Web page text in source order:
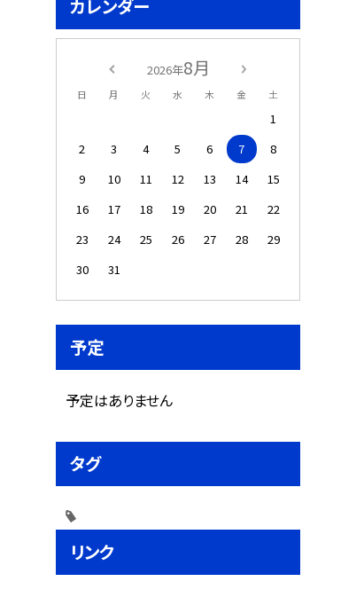
カレンダー
2026年8月
日 月 火 水 木 金 土
1
2
3 4 5 6 7
8
9
10 11 12 13 14
15
16
17 18 19 20 21
22
23
24 25 26 27 28
29
30
31
予定
予定はありません
タグ
リンク